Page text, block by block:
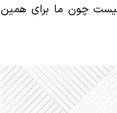
چون ما برای همین